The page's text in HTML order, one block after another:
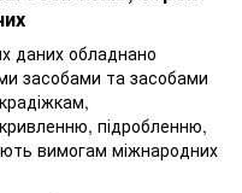
даних обладнано
засобами та засобами
підробленню,
вимогам міжнародних